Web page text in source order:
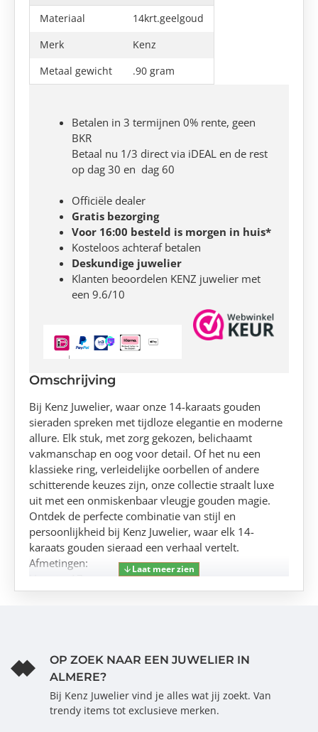
Materiaal
14krt.geelgoud
Merk
Kenz
Metaal gewicht
.90 gram
Betalen in 3 termijnen 0% rente, geen
BKR
Betaal nu 1/3 direct via iDEAL en de rest
op dag 30 en dag 60
Officiële dealer
Gratis bezorging
Voor 16:00 besteld is morgen in huis*
Kosteloos achteraf betalen
Deskundige juwelier
Klanten beoordelen KENZ juwelier met
een 9.6/10
Omschrijving
Bij Kenz Juwelier, waar onze 14-karaats gouden
sieraden spreken met tijdloze elegantie en moderne
allure. Elk stuk, met zorg gekozen, belichaamt
vakmanschap en oog voor detail. Of het nu een
klassieke ring, verleidelijke oorbellen of andere
schitterende keuzes zijn, onze collectie straalt luxe
uit met een onmiskenbaar vleugje gouden magie.
Ontdek de perfecte combinatie van stijl en
persoonlijkheid bij Kenz Juwelier, waar elk 14-
karaats gouden sieraad een verhaal vertelt.
Afmetingen:
Hoogte: 17mm
Breedte: 13 mm
OP ZOEK NAAR EEN JUWELIER IN
ALMERE?
Bij Kenz Juwelier vind je alles wat jij zoekt. Van
trendy items tot exclusieve merken.